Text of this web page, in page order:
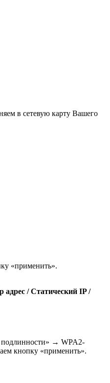
в сетевую карту Вашего
«применить».
адрес / Статический IP /
подлинности» → WPA2-
кнопку «применить».